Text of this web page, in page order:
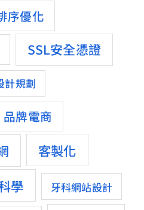
序優化
SSL安全憑證
計規劃
品牌電商
客製化
學 牙科網站設計